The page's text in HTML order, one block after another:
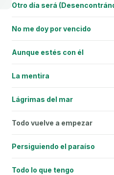
Otro día será
No me doy por vencido
Aunque estés con él
La mentira
Lágrimas del mar
Todo vuelve a empezar
Persiguiendo el paraíso
Todo lo que tengo